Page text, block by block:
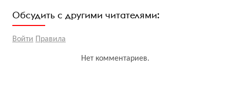
Обсудить с другими читателями:
Войти Правила
Нет комментариев.